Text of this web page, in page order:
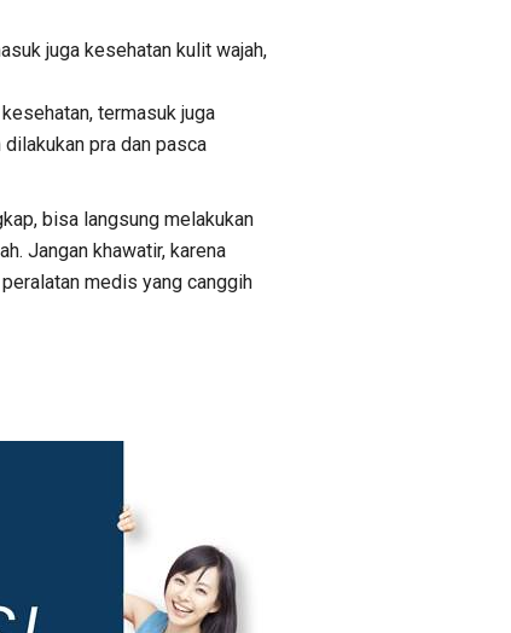
juga kesehatan kulit wajah,
termasuk juga
pra dan pasca
bisa langsung melakukan
Jangan khawatir, karena
medis yang canggih